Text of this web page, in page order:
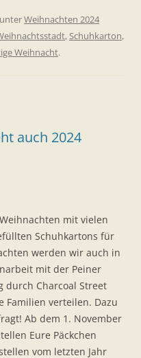
unterWeihnachten 2024
,Schuhkarton,
Weihnacht.
auch 2024
mit vielen
Schuhkartons für
werden wir auch in
mit der Peiner
durch Charcoal Street
Familien verteilen. Dazu
Ab dem 1. November
Eure Päckchen
vom letzten Jahr